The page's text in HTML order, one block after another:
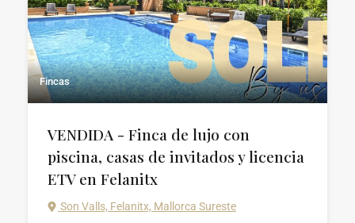
Fincas
VENDIDA - Finca de lujo con
piscina, casas de invitados y licencia
ETV en Felanitx
Son Valls, Felanitx, Mallorca Sureste